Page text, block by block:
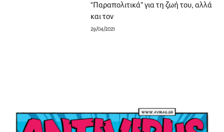
“Παραπολιτικά” για τη ζωή του, αλλά
και τον
29/04/2021